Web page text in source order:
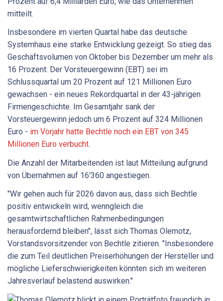
mitteilt.
Insbesondere im vierten Quartal habe das deutsche
Systemhaus eine starke Entwicklung gezeigt. So stieg das
Geschäftsvolumen von Oktober bis Dezember um mehr als
16 Prozent. Der Vorsteuergewinn (EBT) sei im
Schlussquartal um 20 Prozent auf 121 Millionen Euro
gewachsen - ein neues Rekordquartal in der 43-jährigen
Firmengeschichte. Im Gesamtjahr sank der
Vorsteuergewinn jedoch um 6 Prozent auf 324 Millionen
Euro - im Vorjahr hatte Bechtle noch ein EBT von 345
Millionen Euro verbucht.
Die Anzahl der Mitarbeitenden ist laut Mitteilung aufgrund
von Übernahmen auf 16'360 angestiegen.
"Wir gehen auch für 2026 davon aus, dass sich Bechtle
positiv entwickeln wird, wenngleich die
gesamtwirtschaftlichen Rahmenbedingungen
herausfordernd bleiben", lässt sich Thomas Olemotz,
Vorstandsvorsitzender von Bechtle zitieren. "Insbesondere
die zum Teil deutlichen Preiserhöhungen der Hersteller und
mögliche Lieferschwierigkeiten könnten sich im weiteren
Jahresverlauf belastend auswirken."